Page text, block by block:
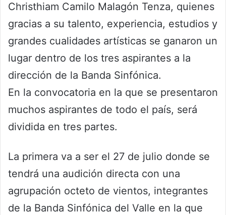
Christhiam Camilo Malagón Tenza, quienes
gracias a su talento, experiencia, estudios y
grandes cualidades artísticas se ganaron un
lugar dentro de los tres aspirantes a la
dirección de la Banda Sinfónica.
En la convocatoria en la que se presentaron
muchos aspirantes de todo el país, será
dividida en tres partes.
La primera va a ser el 27 de julio donde se
tendrá una audición directa con una
agrupación octeto de vientos, integrantes
de la Banda Sinfónica del Valle en la que